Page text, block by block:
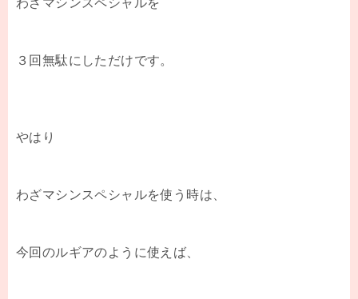
わざマシンスペシャルを
３回無駄にしただけです。
やはり
わざマシンスペシャルを使う時は、
今回のルギアのように使えば、